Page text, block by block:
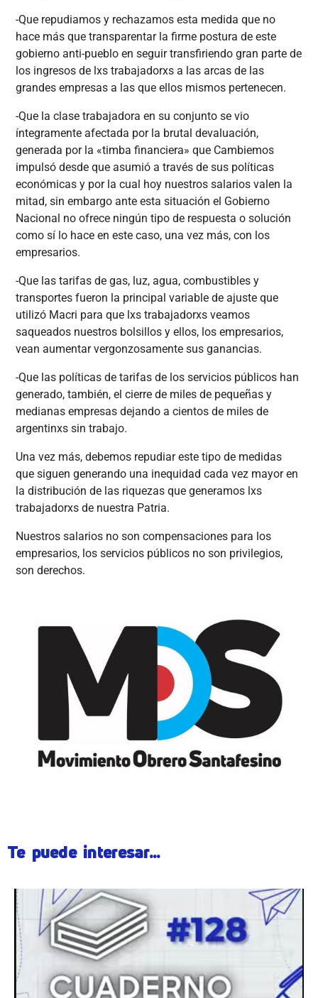
-Que repudiamos y rechazamos esta medida que no
hace más que transparentar la firme postura de este
gobierno anti-pueblo en seguir transfiriendo gran parte de
los ingresos de lxs trabajadorxs a las arcas de las
grandes empresas a las que ellos mismos pertenecen.
-Que la clase trabajadora en su conjunto se vio
íntegramente afectada por la brutal devaluación,
generada por la «timba financiera» que Cambiemos
impulsó desde que asumió a través de sus políticas
económicas y por la cual hoy nuestros salarios valen la
mitad, sin embargo ante esta situación el Gobierno
Nacional no ofrece ningún tipo de respuesta o solución
como sí lo hace en este caso, una vez más, con los
empresarios.
-Que las tarifas de gas, luz, agua, combustibles y
transportes fueron la principal variable de ajuste que
utilizó Macri para que lxs trabajadorxs veamos
saqueados nuestros bolsillos y ellos, los empresarios,
vean aumentar vergonzosamente sus ganancias.
-Que las políticas de tarifas de los servicios públicos han
generado, también, el cierre de miles de pequeñas y
medianas empresas dejando a cientos de miles de
argentinxs sin trabajo.
Una vez más, debemos repudiar este tipo de medidas
que siguen generando una inequidad cada vez mayor en
la distribución de las riquezas que generamos lxs
trabajadorxs de nuestra Patria.
Nuestros salarios no son compensaciones para los
empresarios, los servicios públicos no son privilegios,
son derechos.
Te puede interesar...